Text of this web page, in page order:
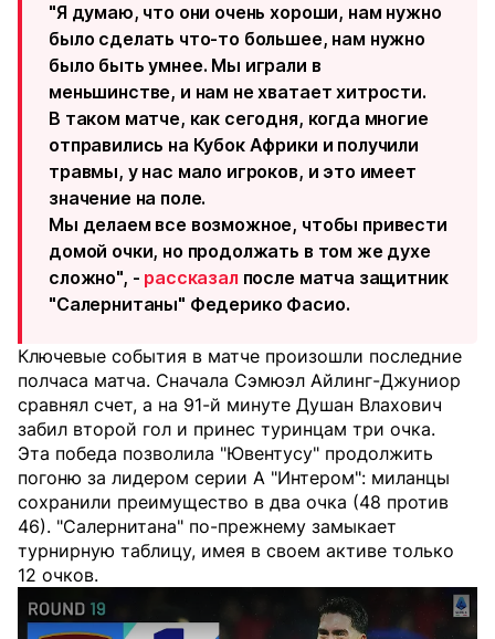
"Я думаю, что они очень хороши, нам нужно
было сделать что-то большее, нам нужно
было быть умнее. Мы играли в
меньшинстве, и нам не хватает хитрости.
В таком матче, как сегодня, когда многие
отправились на Кубок Африки и получили
травмы, у нас мало игроков, и это имеет
значение на поле.
Мы делаем все возможное, чтобы привести
домой очки, но продолжать в том же духе
сложно", - рассказал после матча защитник
"Салернитаны" Федерико Фасио.
Ключевые события в матче произошли последние
полчаса матча. Сначала Сэмюэл Айлинг-Джуниор
сравнял счет, а на 91-й минуте Душан Влахович
забил второй гол и принес туринцам три очка.
Эта победа позволила "Ювентусу" продолжить
погоню за лидером серии А "Интером": миланцы
сохранили преимущество в два очка (48 против
46). "Салернитана" по-прежнему замыкает
турнирную таблицу, имея в своем активе только
12 очков.